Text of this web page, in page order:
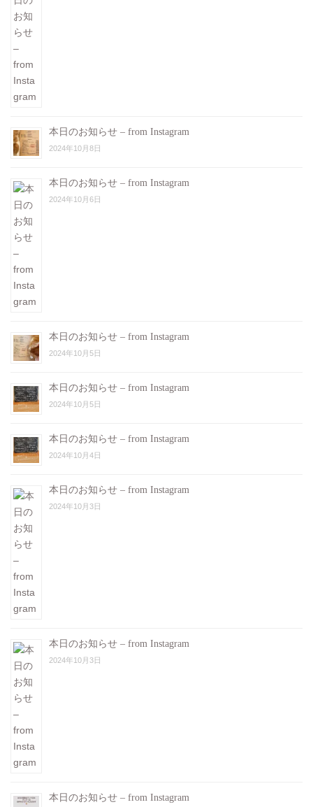
本日のお知らせ – from Instagram
2024年10月8日
本日のお知らせ – from Instagram
2024年10月6日
本日のお知らせ – from Instagram
2024年10月5日
本日のお知らせ – from Instagram
2024年10月5日
本日のお知らせ – from Instagram
2024年10月4日
本日のお知らせ – from Instagram
2024年10月3日
本日のお知らせ – from Instagram
2024年10月3日
本日のお知らせ – from Instagram